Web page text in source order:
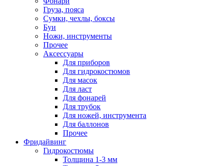
Груза, пояса
Сумки, чехлы, боксы
Буи
Ножи, инструменты
Прочее
Аксессуары
Для приборов
Для гидрокостюмов
Для масок
Для ласт
Для фонарей
Для трубок
Для ножей, инструмента
Для баллонов
Прочее
Фридайвинг
Гидрокостюмы
Толщина 1-3 мм